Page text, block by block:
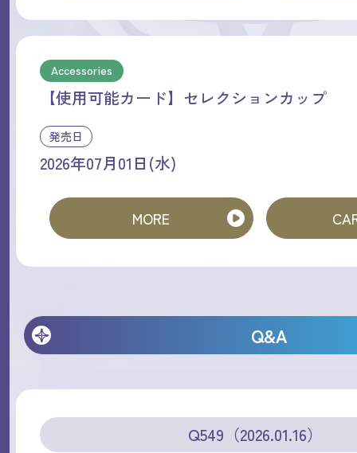
Accessories
【使用可能カード】セレクションカップ
発売日
2026年07月01日(水)
MORE
Q&A
Q549（2026.01.16）